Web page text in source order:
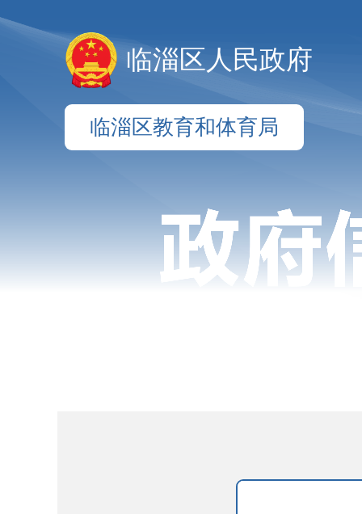
临淄区人民政府
临淄区教育和体育局